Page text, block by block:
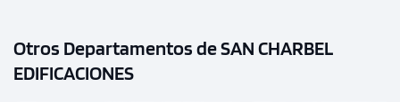
Otros Departamentos de SAN CHARBEL
EDIFICACIONES